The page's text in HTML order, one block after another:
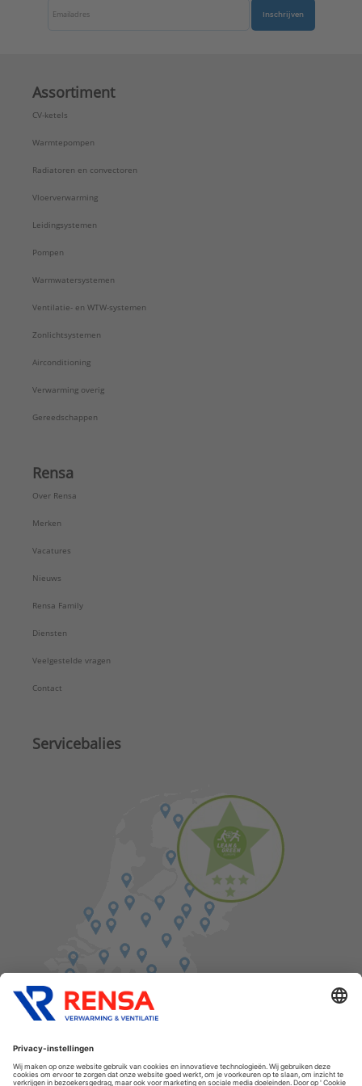
Inschrijven
Assortiment
CV-ketels
Warmtepompen
Radiatoren en convectoren
Vloerverwarming
Leidingsystemen
Pompen
Warmwatersystemen
Ventilatie- en WTW-systemen
Zonlichtsystemen
Airconditioning
Verwarming overig
Gereedschappen
Rensa
Over Rensa
Merken
Vacatures
Nieuws
Rensa Family
Diensten
Veelgestelde vragen
Contact
Servicebalies